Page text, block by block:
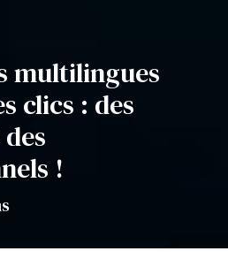
multilingues
clics : des
!